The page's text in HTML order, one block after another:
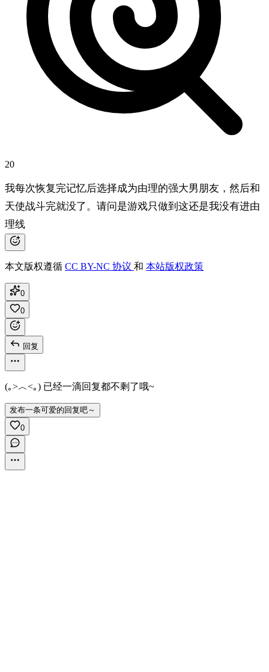
20
我每次恢复完记忆后选择成为由理的强大男朋友，然后和
天使战斗完就没了。请问是游戏只做到这还是我没有进由
理线
本文版权遵循 CC BY-NC 协议 和 本站版权政策
0
0
回复
(｡>︿<｡) 已经一滴回复都不剩了哦~
发布一条可爱的回复吧～
0